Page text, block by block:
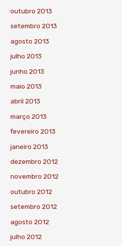
outubro 2013
setembro 2013
agosto 2013
julho 2013
junho 2013
maio 2013
abril 2013
março 2013
fevereiro 2013
janeiro 2013
dezembro 2012
novembro 2012
outubro 2012
setembro 2012
agosto 2012
julho 2012